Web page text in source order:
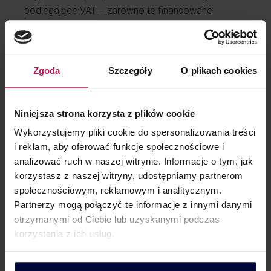
Zgoda Szczegóły O plikach cookies
Niniejsza strona korzysta z plików cookie
Wykorzystujemy pliki cookie do spersonalizowania treści
i reklam, aby oferować funkcje społecznościowe i
analizować ruch w naszej witrynie. Informacje o tym, jak
korzystasz z naszej witryny, udostępniamy partnerom
społecznościowym, reklamowym i analitycznym.
Partnerzy mogą połączyć te informacje z innymi danymi
otrzymanymi od Ciebie lub uzyskanymi podczas
korzystania z ich usług.
podlegające VAT – zarówno te finansowane
W zakresie pytania drugiego organ przyznał klubowi
na podstawie art. 43 ust. 1 pkt 32 u.p.t.u. Klub jest
podmiotem korzystającym ze zwolnienia zarówno
klubem sportowym, którego celem statutowym jest
rozwój i upowszechnianie sportu oraz od strony
przedmiotowej, gdyż świadczone usługi są ściśle
związane ze sportem w postaci tańca, konieczne
do jego organizowania i uprawiania, świadczone
na rzecz osób aktywnie uprawiających sport, a klub
nie jest nastawiony na osiąganie zysku. Zwolnienie
obejmuje wszystkie trzy zajęć.
W zakresie pytania trzeciego DKIS uznał
ostatecznie, że klub nie jest zobowiązany